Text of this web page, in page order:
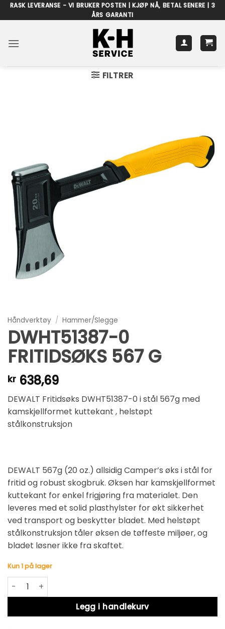
Skip
to
RASK LEVERANSE - VI BRUKER POSTEN | KJØP NÅ, BETAL SENERE | 3
ÅRS GARANTI
FILTRER
Håndverktøy / Hammer/Slegge
DWHT51387-0
FRITIDSØKS 567 G
kr 638,69
DEWALT Fritidsøks DWHT51387-0 i stål 567g med
kamskjellformet kuttekant , helstøpt
stålkonstruksjon
DEWALT 567g (20 oz.) allsidig Camper’s øks i stål for
fritid og robust skogbruk. Øksen har kamskjellformet
kuttekant for enkel frigjøring fra materialet. Den
leveres med et solid plasthylster for økt sikkerhet
ved transport og beskytter bladet. Med helstøpt
stålkonstruksjon tåler øksen de tøffeste miljøer, og
bladet løsner ikke fra skaftet.
Kun 1 på lager
DWHT51387-0 FRITIDSØKS 567 G antall
Legg i handlekurv
Alternative: